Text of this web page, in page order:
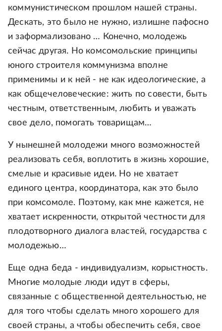
коммунистическом прошлом нашей страны.
Дескать, это было не нужно, излишне пафосно
и заформализовано … Конечно, молодежь
сейчас другая. Но комсомольские принципы
юного строителя коммунизма вполне
применимы и к ней - не как идеологические, а
как общечеловеческие: жить по совести, быть
честным, ответственным, любить и уважать
свое дело, помогать товарищам…
У нынешней молодежи много возможностей
реализовать себя, воплотить в жизнь хорошие,
смелые и красивые идеи. Но не хватает
единого центра, координатора, как это было
при комсомоле. Поэтому, как мне кажется, не
хватает искренности, открытой честности для
плодотворного диалога властей, государства с
молодежью…
Еще одна беда - индивидуализм, корыстность.
Многие молодые люди идут в сферы,
связанные с общественной деятельностью, не
для того чтобы сделать много хорошего для
своей страны, а чтобы обеспечить себя, свое